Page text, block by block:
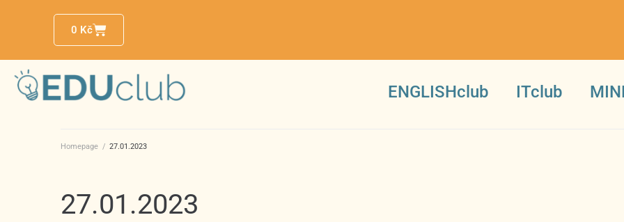
0 Kč
ENGLISHclub ITclub
Homepage / 27.01.2023
27.01.2023